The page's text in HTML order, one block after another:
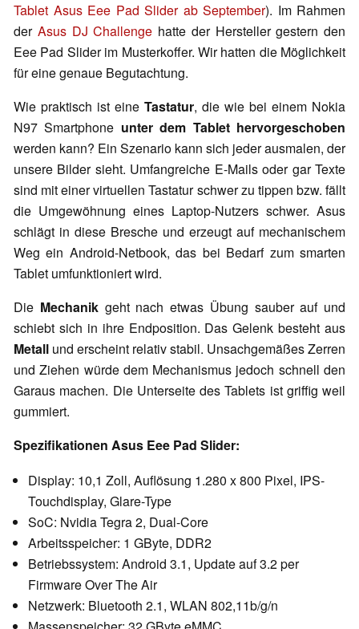
Tablet Asus Eee Pad Slider ab September). Im Rahmen
der Asus DJ Challenge hatte der Hersteller gestern den
Eee Pad Slider im Musterkoffer. Wir hatten die Möglichkeit
für eine genaue Begutachtung.
Wie praktisch ist eine Tastatur, die wie bei einem Nokia
N97 Smartphone unter dem Tablet hervorgeschoben
werden kann? Ein Szenario kann sich jeder ausmalen, der
unsere Bilder sieht. Umfangreiche E-Mails oder gar Texte
sind mit einer virtuellen Tastatur schwer zu tippen bzw. fällt
die Umgewöhnung eines Laptop-Nutzers schwer. Asus
schlägt in diese Bresche und erzeugt auf mechanischem
Weg ein Android-Netbook, das bei Bedarf zum smarten
Tablet umfunktioniert wird.
Die Mechanikgeht nach etwas Übung sauber auf und
schiebt sich in ihre Endposition. Das Gelenk besteht aus
Metall und erscheint relativ stabil. Unsachgemäßes Zerren
und Ziehen würde dem Mechanismus jedoch schnell den
Garaus machen. Die Unterseite des Tablets ist griffig weil
gummiert.
Spezifikationen Asus Eee Pad Slider:
Display: 10,1 Zoll, Auflösung 1.280 x 800 Pixel, IPS-
Touchdisplay, Glare-Type
SoC: Nvidia Tegra 2, Dual-Core
Arbeitsspeicher: 1 GByte, DDR2
Betriebssystem: Android 3.1, Update auf 3.2 per
Firmware Over The Air
Netzwerk: Bluetooth 2.1, WLAN 802,11b/g/n